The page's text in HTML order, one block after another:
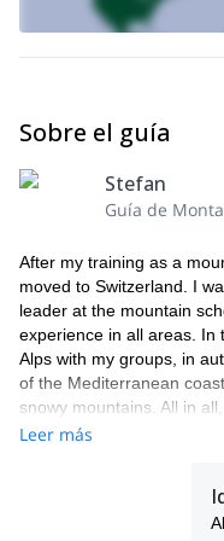
Sobre el guía
Stefan
Guía de
After my training as a
moved to Switzerland. I
leader at the mountain
experience in all areas. In
Alps with my groups, in
of the Mediterranean
snowy mountains. All in
management during this
Since I believe that only
good (and enjoyable)
Leer más